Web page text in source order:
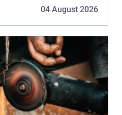
04 August 2026